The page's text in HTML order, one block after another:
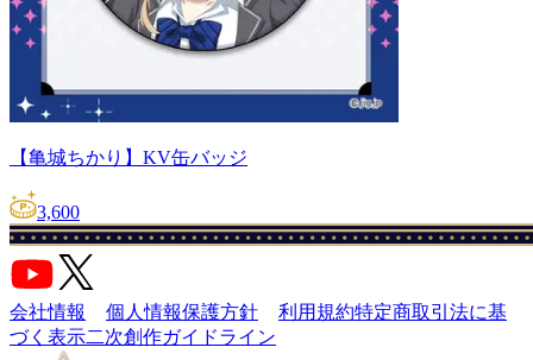
【亀城ちかり】KV缶バッジ
3,600
会社情報 個人情報保護方針 利用規約特定商取引法に基
づく表示二次創作ガイドライン